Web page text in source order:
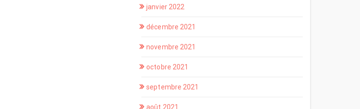
janvier 2022
décembre 2021
novembre 2021
octobre 2021
septembre 2021
août 2021